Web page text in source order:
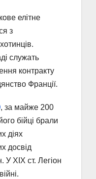
елітне
з
служать
контракту
Франції.
, за майже 200
бійці брали
діях
досвід
У ХІХ ст. Легіон